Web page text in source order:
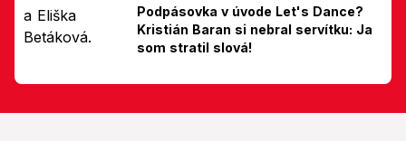
Podpásovka v úvode Let's Dance?
Kristián Baran si nebral servítku: Ja
som stratil slová!